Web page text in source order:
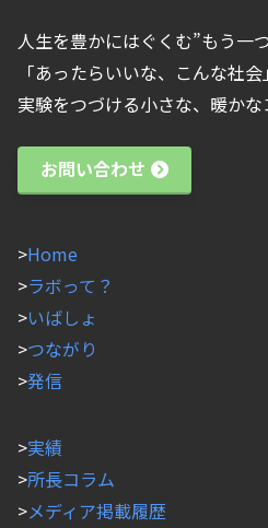
人生を豊かにはぐくむ”もう一
「あったらいいな、こんな社会
実験をつづける小さな、暖か
お問い合わせ
>Home
>ラボって？
>いばしょ
>つながり
>発信
>実績
>所長コラム
>メディア掲載履歴